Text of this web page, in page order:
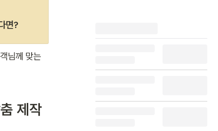
면?
님께 맞는
제작